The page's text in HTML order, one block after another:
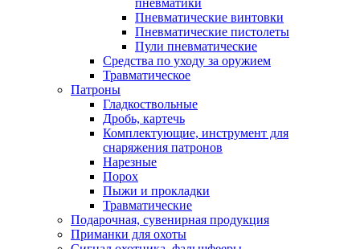
пневматики
Пневматические винтовки
Пневматические пистолеты
Пули пневматические
Средства по уходу за оружием
Травматическое
Патроны
Гладкоствольные
Дробь, картечь
Комплектующие, инструмент для
снаряжения патронов
Нарезные
Порох
Пыжи и прокладки
Травматические
Подарочная, сувенирная продукция
Приманки для охоты